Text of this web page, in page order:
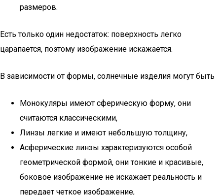
размеров.
Есть только один недостаток: поверхность легко
царапается, поэтому изображение искажается.
В зависимости от формы, солнечные изделия могут быть
Монокуляры имеют сферическую форму, они
считаются классическими,
Линзы легкие и имеют небольшую толщину,
Асферические линзы характеризуются особой
геометрической формой, они тонкие и красивые,
боковое изображение не искажает реальность и
передает четкое изображение,